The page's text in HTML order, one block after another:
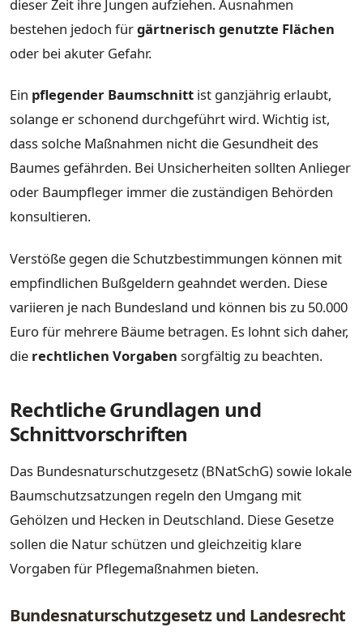
dieser Zeit ihre Jungen aufziehen. Ausnahmen
bestehen jedoch fürgärtnerisch genutzte Flächen
oder bei akuter Gefahr.
Ein pflegender Baumschnitt ist ganzjährig erlaubt,
solange er schonend durchgeführt wird. Wichtig ist,
dass solche Maßnahmen nicht die Gesundheit des
Baumes gefährden. Bei Unsicherheiten sollten Anlieger
oder Baumpfleger immer die zuständigen Behörden
konsultieren.
Verstöße gegen die Schutzbestimmungen können mit
empfindlichen Bußgeldern geahndet werden. Diese
variieren je nach Bundesland und können bis zu 50.000
Euro für mehrere Bäume betragen. Es lohnt sich daher,
die rechtlichen Vorgaben sorgfältig zu beachten.
Rechtliche Grundlagen und
Schnittvorschriften
Das Bundesnaturschutzgesetz (BNatSchG) sowie lokale
Baumschutzsatzungen regeln den Umgang mit
Gehölzen und Hecken in Deutschland. Diese Gesetze
sollen die Natur schützen und gleichzeitig klare
Vorgaben für Pflegemaßnahmen bieten.
Bundesnaturschutzgesetz und Landesrecht